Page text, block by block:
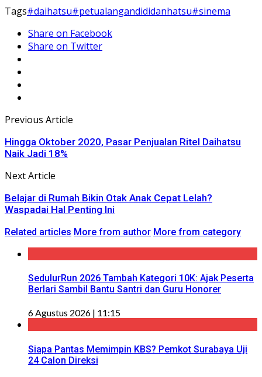
Tags#daihatsu#petualangandididanhatsu#sinema
Share on Facebook
Share on Twitter
Previous Article
Hingga Oktober 2020, Pasar Penjualan Ritel Daihatsu
Naik Jadi 18%
Next Article
Belajar di Rumah Bikin Otak Anak Cepat Lelah?
Waspadai Hal Penting Ini
Related articles More from author More from category
SedulurRun 2026 Tambah Kategori 10K: Ajak Peserta
Berlari Sambil Bantu Santri dan Guru Honorer
6 Agustus 2026 | 11:15
Siapa Pantas Memimpin KBS? Pemkot Surabaya Uji
24 Calon Direksi